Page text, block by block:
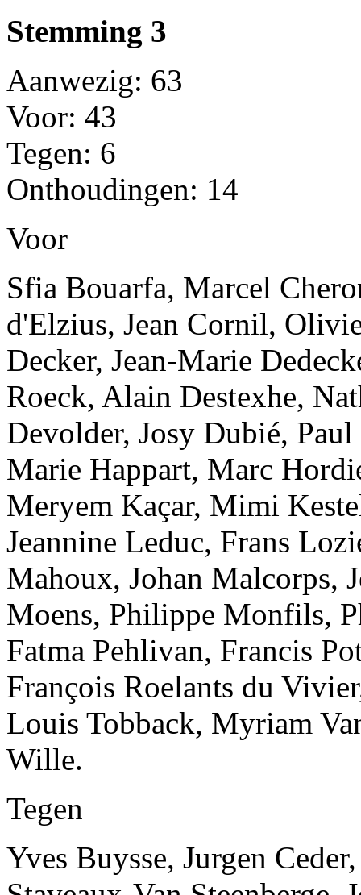
Stemming 3
Aanwezig: 63
Voor: 43
Tegen: 6
Onthoudingen: 14
Voor
Sfia Bouarfa, Marcel
d'Elzius, Jean Cornil,
Decker, Jean-Marie
Roeck, Alain Destexhe,
Devolder, Josy Dubié,
Marie Happart, Marc
Meryem Kaçar, Mimi
Jeannine Leduc, Frans
Mahoux, Johan Malcorps,
Moens, Philippe Monfils,
Fatma Pehlivan, Francis
François Roelants du
Louis Tobback, Myriam
Wille.
Tegen
Yves Buysse, Jurgen